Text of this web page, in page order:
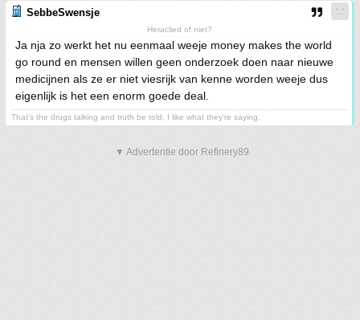
SebbeSwensje
Heraclied of niet?
Ja nja zo werkt het nu eenmaal weeje money makes the world
go round en mensen willen geen onderzoek doen naar nieuwe
medicijnen als ze er niet viesrijk van kenne worden weeje dus
eigenlijk is het een enorm goede deal.
That's the drugs talking and truth be told, I like what they're saying.
▼ Advertentie door Refinery89